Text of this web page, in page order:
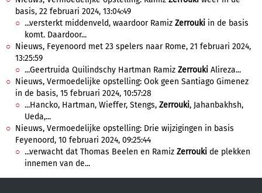
basis, 22 februari 2024, 13:04:49
...versterkt middenveld, waardoor Ramiz Zerrouki in de basis
komt. Daardoor...
Nieuws, Feyenoord met 23 spelers naar Rome, 21 februari 2024,
13:25:59
...Geertruida Quilindschy Hartman Ramiz Zerrouki Alireza...
Nieuws, Vermoedelijke opstelling: Ook geen Santiago Gimenez
in de basis, 15 februari 2024, 10:57:28
...Hancko, Hartman, Wieffer, Stengs, Zerrouki, Jahanbakhsh,
Ueda,...
Nieuws, Vermoedelijke opstelling: Drie wijzigingen in basis
Feyenoord, 10 februari 2024, 09:25:44
...verwacht dat Thomas Beelen en Ramiz Zerrouki de plekken
innemen van de...